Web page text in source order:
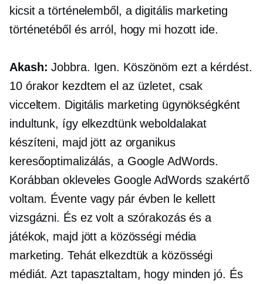
kicsit a történelemből, a digitális marketing
történetéből és arról, hogy mi hozott ide.
Akash: Jobbra. Igen. Köszönöm ezt a kérdést.
10 órakor kezdtem el az üzletet, csak
vicceltem. Digitális marketing ügynökségként
indultunk, így elkezdtünk weboldalakat
készíteni, majd jött az organikus
keresőoptimalizálás, a Google AdWords.
Korábban okleveles Google AdWords szakértő
voltam. Évente vagy pár évben le kellett
vizsgázni. És ez volt a szórakozás és a
játékok, majd jött a közösségi média
marketing. Tehát elkezdtük a közösségi
médiát. Azt tapasztaltam, hogy minden jó. És